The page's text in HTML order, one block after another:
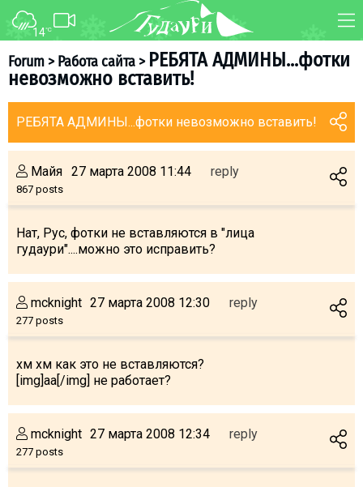
14°C
Forum>Работа сайта> РЕБЯТА АДМИНЫ...фотки
невозможно вставить!
РЕБЯТА АДМИНЫ...фотки невозможно вставить!
Майя
867 posts
27 марта 2008 11:44 reply
Нат, Рус, фотки не вставляются в "лица
гудаури"....можно это исправить?
mcknight
277 posts
27 марта 2008 12:30 reply
хм хм как это не вставляются?
[img]аа[/img] не работает?
mcknight
277 posts
27 марта 2008 12:34 reply
FORUM MAP
TRANSFER
About ski resort
Piste map
Ski instructors
Ski rent
Kids in Gudauri
LODGING